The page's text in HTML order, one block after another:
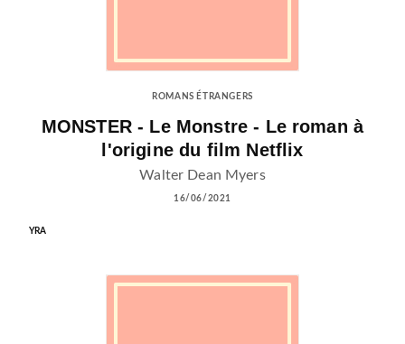
ROMANS ÉTRANGERS
MONSTER - Le Monstre - Le roman à
l'origine du film Netflix
Walter Dean Myers
16/06/2021
YRA